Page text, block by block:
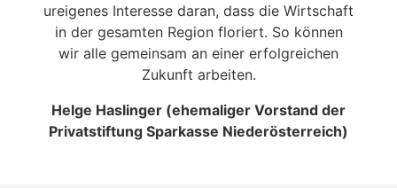
ureigenes Interesse daran, dass die Wirtschaft
in der gesamten Region floriert. So können
wir alle gemeinsam an einer erfolgreichen
Zukunft arbeiten.
Helge Haslinger (ehemaliger Vorstand der
Privatstiftung Sparkasse Niederösterreich)